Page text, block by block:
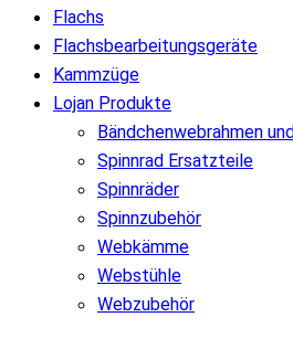
Flachs
Flachsbearbeitungsgeräte
Kammzüge
Lojan Produkte
Bändchenwebrahmen
Spinnrad Ersatzteile
Spinnräder
Spinnzubehör
Webkämme
Webstühle
Webzubehör